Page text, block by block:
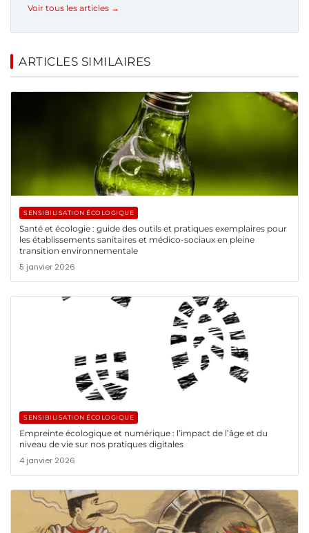
Voir tous les articles →
ARTICLES SIMILAIRES
SENSIBILISATION ÉCOLOGIQUE
Santé et écologie : guide des outils et pratiques exemplaires pour
les établissements sanitaires et médico-sociaux en pleine
transition environnementale
5 janvier 2026
SENSIBILISATION ÉCOLOGIQUE
Empreinte écologique et numérique : l’impact de l’âge et du
niveau de vie sur nos pratiques digitales
4 janvier 2026